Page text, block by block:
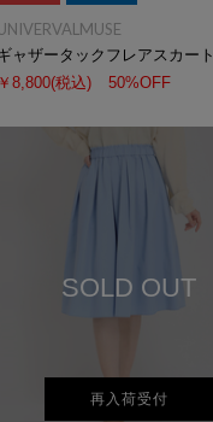
ャザータックフレアスカート
￥8,800(税込) 50%OFF
SOLD OUT
再入荷受付